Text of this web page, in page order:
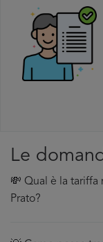
Le
💸 Qual è la tariffa
Prato?